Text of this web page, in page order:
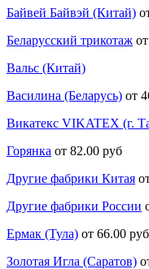
Байвей Байвэй (Китай)
Беларусский трикотаж
Вальс (Китай)
Василина (Беларусь) от
Викатекс VIKATEX (г.
Горянка от 82.00 руб
Другие фабрики Китая
Другие фабрики России
Ермак (Тула) от 66.00 руб
Золотая Игла (Саратов)